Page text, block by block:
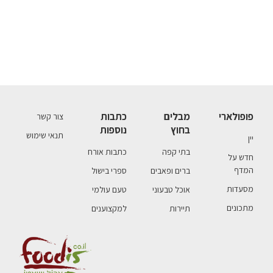
פופולארי
יין
חדש על
המדף
מסעדות
מתכונים
מבלים
בחוץ
בתי קפה
ברים ופאבים
אוכל טבעוני
תיירות
כתבות
נוספות
כתבות אורח
ספרי בישול
טעם עולמי
למקצוענים
צור קשר
תנאי שימוש